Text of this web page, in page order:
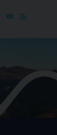
YouTube